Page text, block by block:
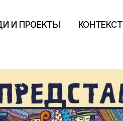
И ПРОЕКТЫ КОНТЕКСТ